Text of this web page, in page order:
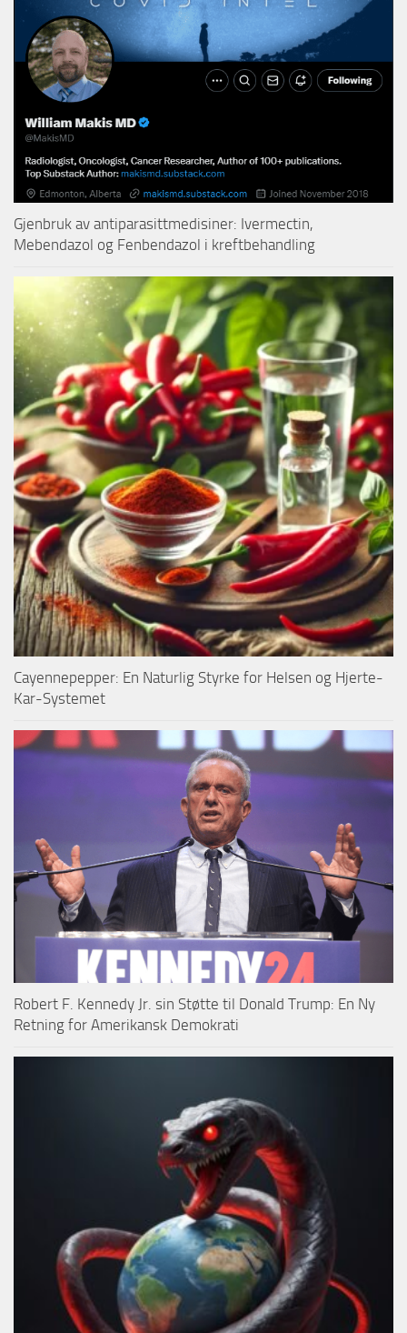
Gjenbruk av antiparasittmedisiner: Ivermectin,
Mebendazol og Fenbendazol i kreftbehandling
Cayennepepper: En Naturlig Styrke for Helsen og Hjerte-
Kar-Systemet
Robert F. Kennedy Jr. sin Støtte til Donald Trump: En Ny
Retning for Amerikansk Demokrati